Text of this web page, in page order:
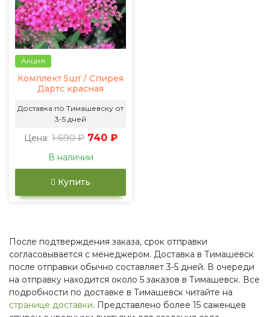
Акция
Комплект 5шт / Спирея
Дартс красная
Доставка по Тимашевску от
3-5 дней
Цена: 1 690 ₽ 740 ₽
В наличии
Купить
После подтверждения заказа, срок отправки
согласовывается с менеджером. Доставка в Тимашевск
после отправки обычно составляет 3-5 дней. В очереди
на отправку находится около 5 заказов в Тимашевск. Все
подробности по доставке в Тимашевск читайте на
странице доставки. Представлено более 15 саженцев